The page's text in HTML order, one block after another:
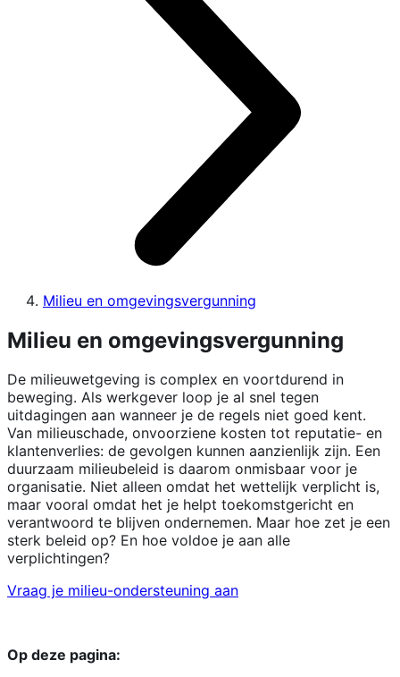
Milieu en omgevingsvergunning
Milieu en omgevingsvergunning
De milieuwetgeving is complex en voortdurend in
beweging. Als werkgever loop je al snel tegen
uitdagingen aan wanneer je de regels niet goed kent.
Van milieuschade, onvoorziene kosten tot reputatie- en
klantenverlies: de gevolgen kunnen aanzienlijk zijn. Een
duurzaam milieubeleid is daarom onmisbaar voor je
organisatie. Niet alleen omdat het wettelijk verplicht is,
maar vooral omdat het je helpt toekomstgericht en
verantwoord te blijven ondernemen. Maar hoe zet je een
sterk beleid op? En hoe voldoe je aan alle
verplichtingen?
Vraag je milieu-ondersteuning aan
Op deze pagina: